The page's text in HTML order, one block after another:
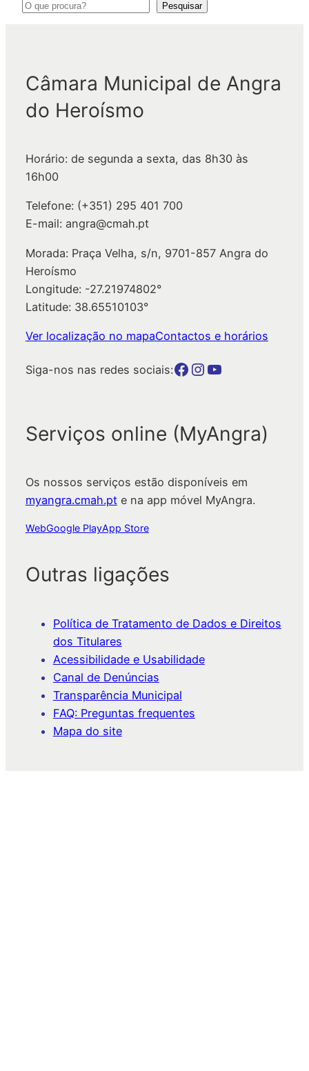
P
u
s
Pesquisar
Câmara Municipal de Angra
do Heroísmo
Horário: de segunda a sexta, das 8h30 às
16h00
Telefone: (+351) 295 401 700
E-mail: angra@cmah.pt
Morada: Praça Velha, s/n, 9701-857 Angra do
Heroísmo
Longitude: -27.21974802°
Latitude: 38.65510103°
Ver localização no mapaContactos e horários
Siga-nos nas redes sociais:Botão para a página da autarquia no Facebook Botão para a página da autarquia no Instagram Botão para a página da autarquia no Youtube
Serviços online (MyAngra)
Os nossos serviços estão disponíveis em
myangra.cmah.pte na app móvel MyAngra.
WebGoogle PlayApp Store
Outras ligações
Política de Tratamento de Dados e Direitos
dos Titulares
Acessibilidade e Usabilidade
Canal de Denúncias
Transparência Municipal
FAQ: Preguntas frequentes
Mapa do site